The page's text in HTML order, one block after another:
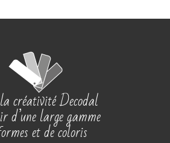
créativité Decodal
d’une large gamme
et de coloris